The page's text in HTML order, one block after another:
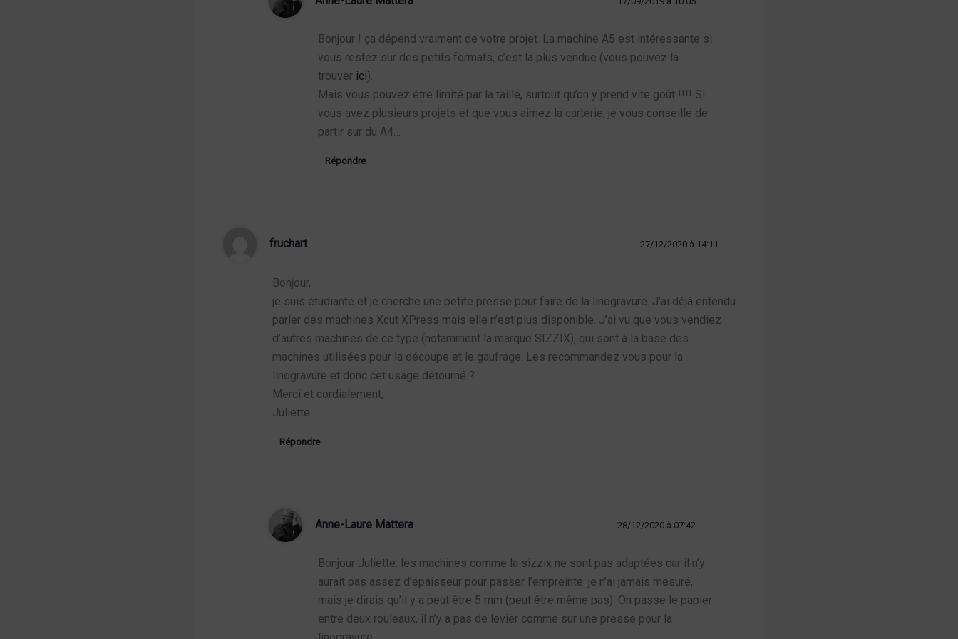
Bonjour ! ça dépend vraiment de votre projet. La machine A5 est intéressante si
vous restez sur des petits formats, c’est la plus vendue (vous pouvez la
trouver ici).
Mais vous pouvez être limité par la taille, surtout qu’on y prend vite goût !!!! Si
vous avez plusieurs projets et que vous aimez la carterie, je vous conseille de
partir sur du A4…
Répondre
fruchart 27/12/2020 à 14:11
Bonjour,
je suis étudiante et je cherche une petite presse pour faire de la linogravure. J’ai déjà entendu
parler des machines Xcut XPress mais elle n’est plus disponible. J’ai vu que vous vendiez
d’autres machines de ce type (notamment la marque SIZZIX), qui sont à la base des
machines utilisées pour la découpe et le gaufrage. Les recommandez vous pour la
linogravure et donc cet usage détourné ?
Merci et cordialement,
Juliette
Répondre
Anne-Laure Mattera 28/12/2020 à 07:42
Bonjour Juliette. les machines comme la sizzix ne sont pas adaptées car il n’y
aurait pas assez d’épaisseur pour passer l’empreinte. je n’ai jamais mesuré,
mais je dirais qu’il y a peut être 5 mm (peut être même pas). On passe le papier
entre deux rouleaux, il n’y a pas de levier comme sur une presse pour la